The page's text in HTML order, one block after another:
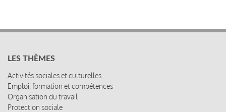
LES THÈMES
Activités sociales et culturelles
Emploi, formation et compétences
Organisation du travail
Protection sociale